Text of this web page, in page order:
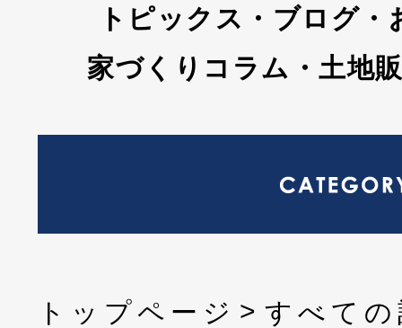
トピックス・ブログ・
家づくりコラム・土地
トップページ
すべて